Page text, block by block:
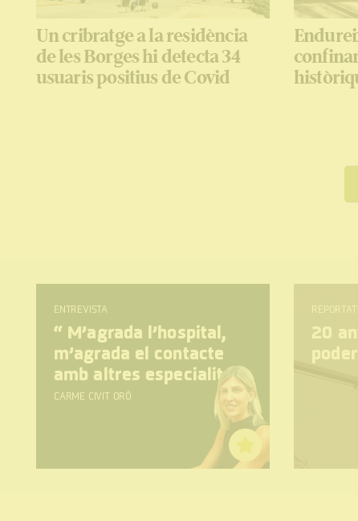
Un cribratge a la residència
de les Borges hi detecta 34
usuaris positius de Covid
ENTREVISTA
“ M’agrada l’hospital,
m’agrada el contacte
amb altres especialitats
CARME CIVIT ORÓ
20